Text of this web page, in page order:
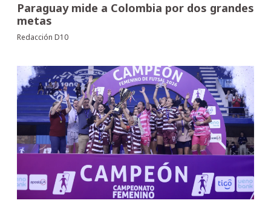
Paraguay mide a Colombia por dos grandes
metas
Redacción D10